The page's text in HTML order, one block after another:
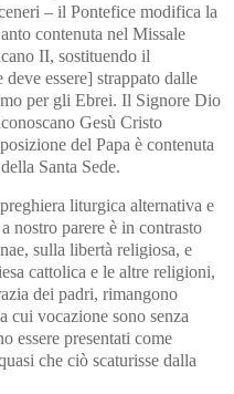
– il Pontefice modifica la
contenuta nel Missale
II, sostituendo il
essere] strappato dalle
per gli Ebrei. Il Signore Dio
Gesù Cristo
del Papa è contenuta
Santa Sede.
liturgica alternativa e
nostro parere è in contrasto
sulla libertà religiosa, e
cattolica e le altre religioni,
dei padri, rimangono
cui vocazione sono senza
essere presentati come
che ciò scaturisse dalla